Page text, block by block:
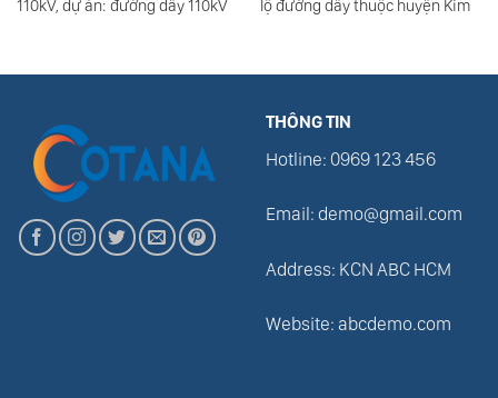
110kV, dự án: đường dây 110kV
lộ đường dây thuộc huyện Kim
Dự án: Phát triển lưới điện
vay vốn của Cơ quan hợp tác
THÔNG TIN
Hotline: 0969 123 456
Email: demo@gmail.com
Address: KCN ABC HCM
Website: abcdemo.com